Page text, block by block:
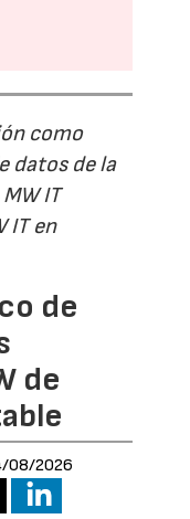
como
datos de la
IT
IT en
de
de
08/2026